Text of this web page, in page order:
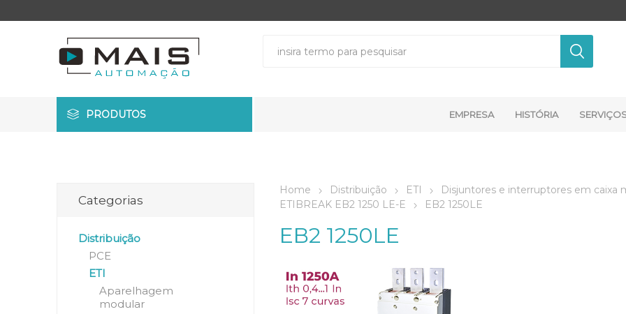
PRODUTOS EMPRESA HISTÓRIA
Home Distribuição ETI
Disjuntores e interruptores em caixa
ETIBREAK EB2 1250 LE-E
EB2 1250LE
EB2 1250LE
Categorias
Distribuição
PCE
ETI
Aparelhagem
modular